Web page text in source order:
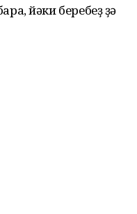
йәки беребеҙ ҙә